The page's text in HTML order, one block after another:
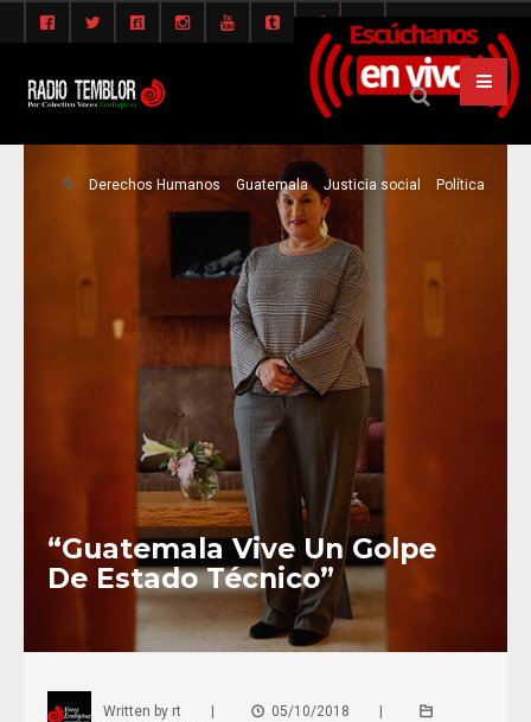
Derechos Humanos Guatemala Justicia social Política
“Guatemala Vive Un Golpe
De Estado Técnico”
Written by rt 05/10/2018